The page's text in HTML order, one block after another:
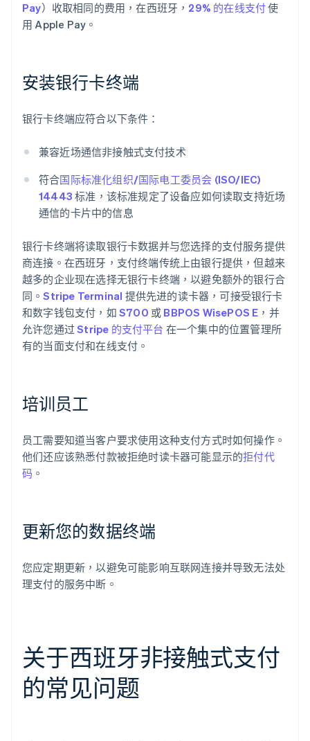
Pay）收取相同的费用，在西班牙， 29% 的在线支付使
用 Apple Pay。
安装银行卡终端
银行卡终端应符合以下条件：
兼容近场通信非接触式支付技术
符合国际标准化组织/国际电工委员会 (ISO/IEC)
14443 标准，该标准规定了设备应如何读取支持近场
通信的卡片中的信息
银行卡终端将读取银行卡数据并与您选择的支付服务提供
商连接。在西班牙，支付终端传统上由银行提供，但越来
越多的企业现在选择无银行卡终端，以避免额外的银行合
同。Stripe Terminal 提供先进的读卡器，可接受银行卡
和数字钱包支付，如 S700 或 BBPOS WisePOS E ，并
允许您通过Stripe 的支付平台 在一个集中的位置管理所
有的当面支付和在线支付。
培训员工
员工需要知道当客户要求使用这种支付方式时如何操作。
他们还应该熟悉付款被拒绝时读卡器可能显示的拒付代
码 。
更新您的数据终端
您应定期更新，以避免可能影响互联网连接并导致无法处
理支付的服务中断。
关于西班牙非接触式支付
的常见问题